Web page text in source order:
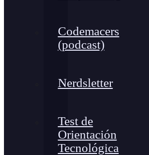
Codemacers
(podcast)
Nerdsletter
Test de
Orientación
Tecnológica